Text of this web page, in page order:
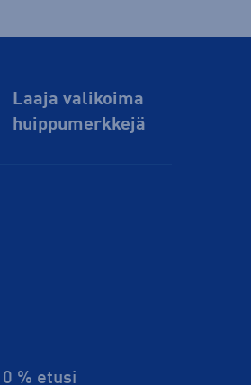
Laaja valikoima
huippu­merkkejä
% etusi